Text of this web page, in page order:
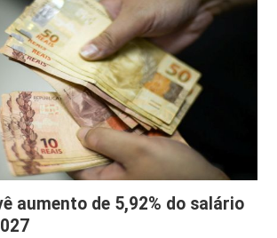
aumento de 5,92% do salário